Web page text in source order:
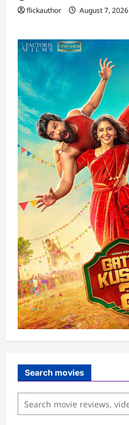
flickauthor August 7, 2026
Search movies